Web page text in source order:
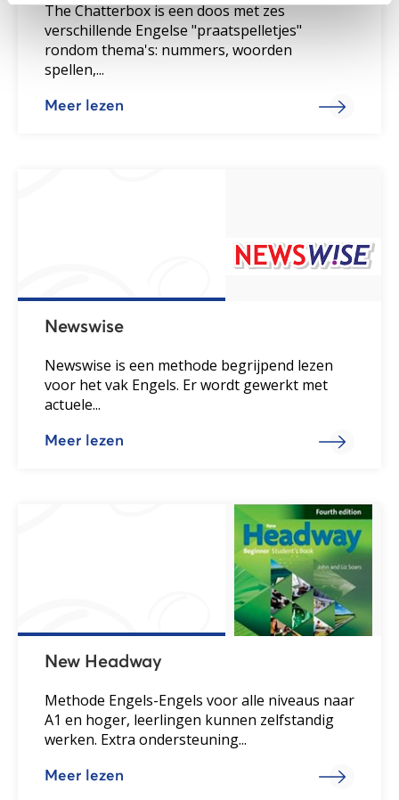
The Chatterbox is een doos met zes
verschillende Engelse "praatspelletjes"
rondom thema's: nummers, woorden
spellen,...
Meer lezen
Newswise
Newswise is een methode begrijpend lezen
voor het vak Engels. Er wordt gewerkt met
actuele...
Meer lezen
New Headway
Methode Engels-Engels voor alle niveaus naar
A1 en hoger, leerlingen kunnen zelfstandig
werken. Extra ondersteuning...
Meer lezen